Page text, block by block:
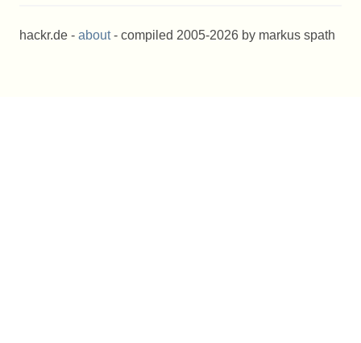
hackr.de - about- compiled 2005-2026 by markus spath